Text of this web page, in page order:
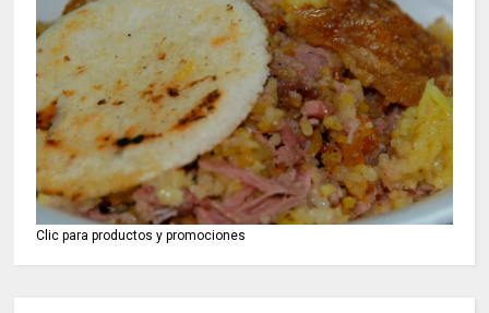
Clic para productos y promociones